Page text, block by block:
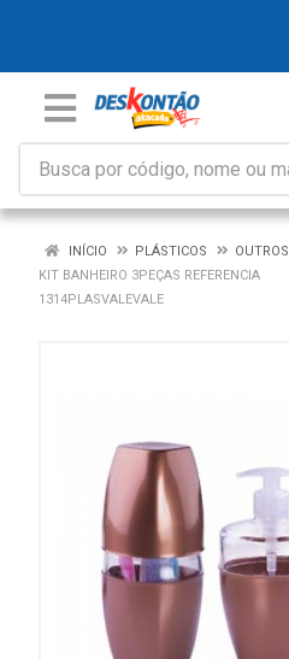
INÍCIO PLÁSTICOS
OUTROS
KIT BANHEIRO 3PEÇAS REFERENCIA
1314PLASVALEVALE